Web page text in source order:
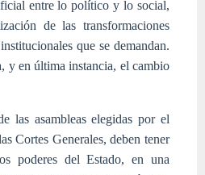
entre lo político y lo social,
de las transformaciones
que se demandan.
y en última instancia, el cambio
las asambleas elegidas por el
Cortes Generales, deben tener
poderes del Estado, en una